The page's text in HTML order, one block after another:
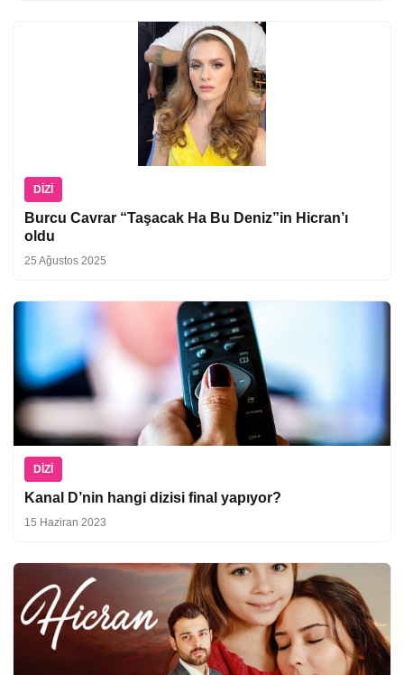
DIZI
Burcu Cavrar “Taşacak Ha Bu Deniz”in Hicran’ı
oldu
25 Ağustos 2025
DIZI
Kanal D’nin hangi dizisi final yapıyor?
15 Haziran 2023